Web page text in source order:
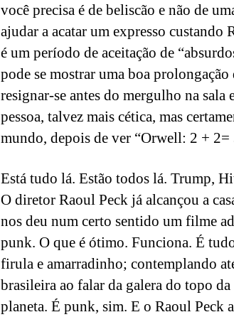
você precisa é de beliscão e não de
ajudar a acatar um expresso
é um período de aceitação de
pode se mostrar uma boa
resignar-se antes do mergulho na sala
pessoa, talvez mais cética, mas
mundo, depois de ver “Orwell: 2 + 2=
Está tudo lá. Estão todos lá. Trump,
O diretor Raoul Peck já alcançou a
nos deu num certo sentido um filme
punk. O que é ótimo. Funciona. É
firula e amarradinho; contemplando
brasileira ao falar da galera do topo
planeta. É punk, sim. E o Raoul Peck